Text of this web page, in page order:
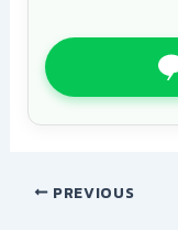
PREVIOUS